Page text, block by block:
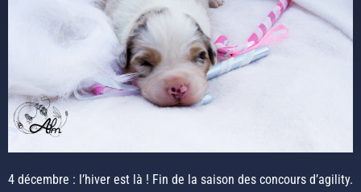
4 décembre : l’hiver est là ! Fin de la saison des concours d’agility.